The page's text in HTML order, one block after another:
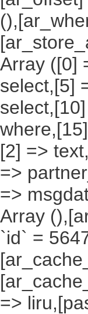
Array ([0]
select,[5]
[2] =>
=>
=>
Array
`id` =
=>